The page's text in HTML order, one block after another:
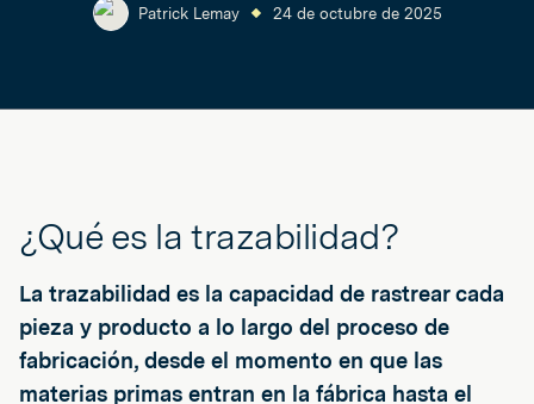
Patrick Lemay 24 de octubre de 2025
¿Qué es la trazabilidad?
La trazabilidad es la capacidad de rastrear cada
pieza y producto a lo largo del proceso de
fabricación, desde el momento en que las
materias primas entran en la fábrica hasta el